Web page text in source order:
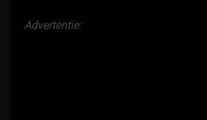
Advertentie: